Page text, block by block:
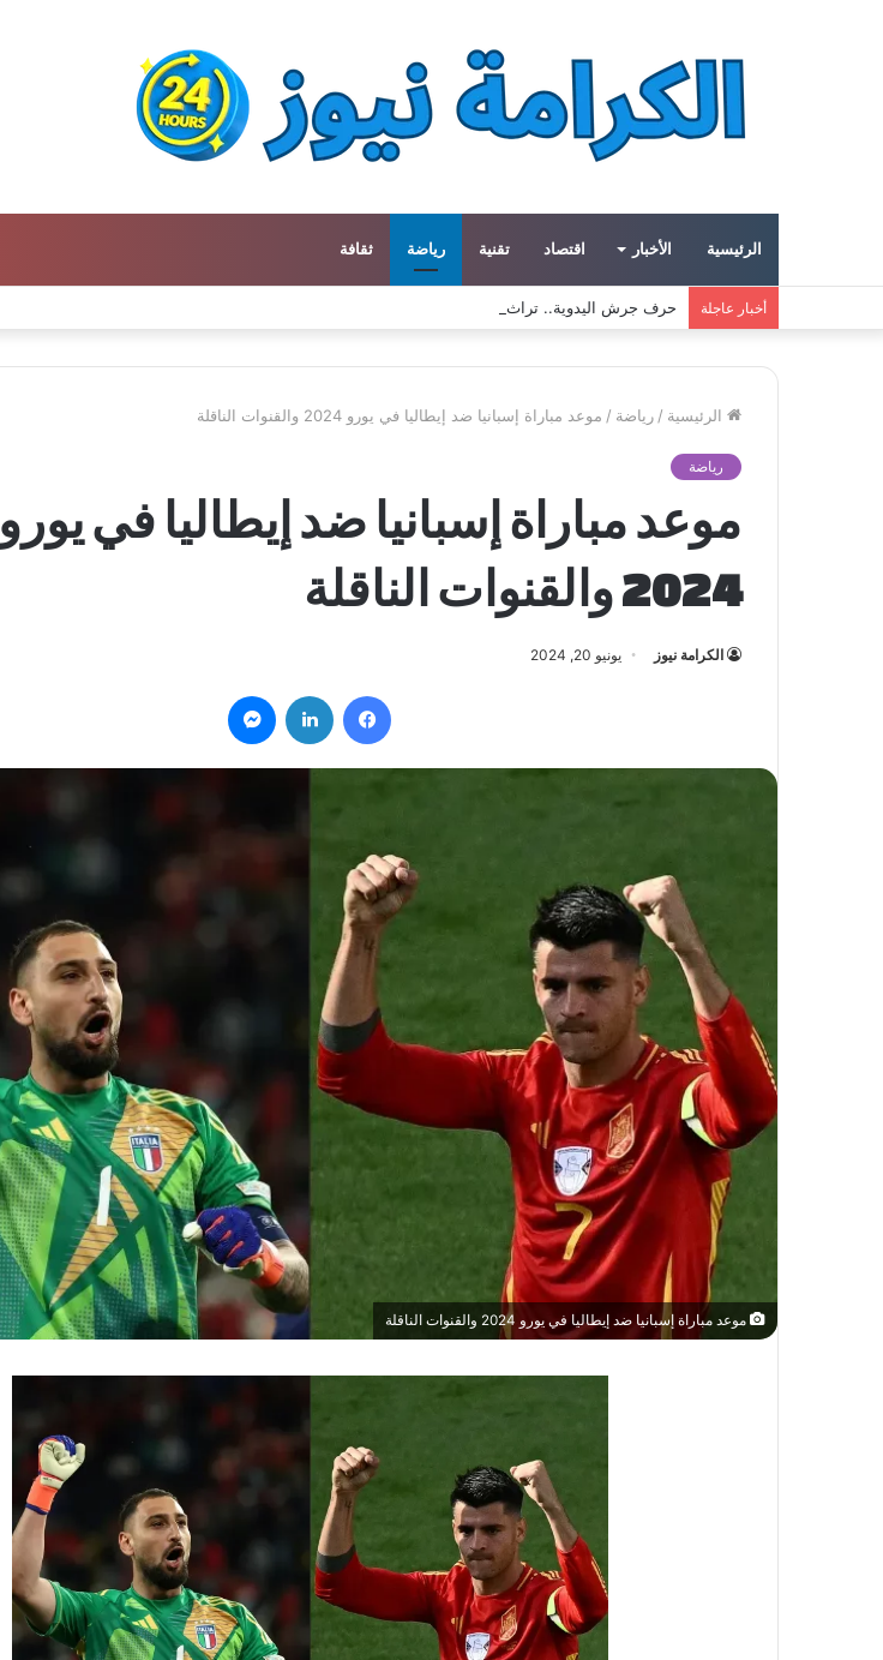
الرئيسية الأخبار اقتصاد تقنية رياضة ثقافة
أخبار عاجلة حرف جرش اليدوية.. تراث أردني يعود إلى الحياة بأيدي الأجيال الجديدة
الرئيسية / رياضة / موعد مباراة إسبانيا ضد إيطاليا في يورو 2024 والقنوات الناقلة
رياضة
موعد مباراة إسبانيا ضد إيطاليا في يورو
2024 والقنوات الناقلة
الكرامة نيوز يونيو 20, 2024
فيسبوك لينكدإن
موعد مباراة إسبانيا ضد إيطاليا في يورو 2024 والقنوات الناقلة